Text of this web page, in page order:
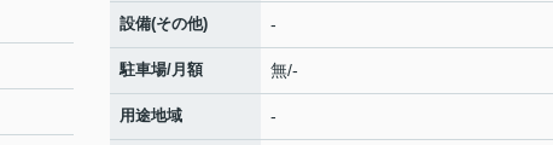
設備(その他) -
駐車場/月額 無/-
用途地域 -